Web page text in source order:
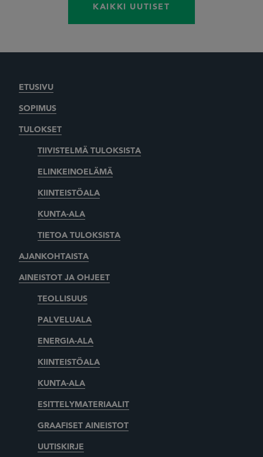
KAIKKI UUTISET
ETUSIVU
SOPIMUS
TULOKSET
TIIVISTELMÄ TULOKSISTA
ELINKEINOELÄMÄ
KIINTEISTÖALA
KUNTA-ALA
TIETOA TULOKSISTA
AJANKOHTAISTA
AINEISTOT JA OHJEET
TEOLLISUUS
PALVELUALA
ENERGIA-ALA
KIINTEISTÖALA
KUNTA-ALA
ESITTELYMATERIAALIT
GRAAFISET AINEISTOT
UUTISKIRJE